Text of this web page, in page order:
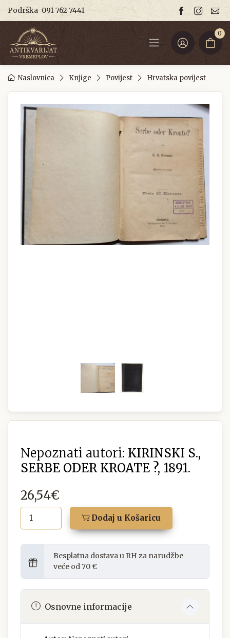
Podrška 091 762 7441
0
Naslovnica Knjige Povijest Hrvatska povijest
Nepoznati autori: KIRINSKI S.,
SERBE ODER KROATE ?, 1891.
26,54€
Dodaj u Košaricu
Besplatna dostava u RH za narudžbe
veće od 70 €
Osnovne informacije